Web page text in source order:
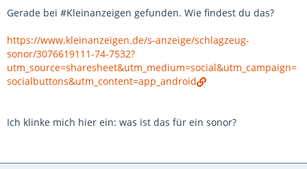
Gerade bei #Kleinanzeigen gefunden. Wie findest du das?
https://www.kleinanzeigen.de/s-anzeige/schlagzeug-
sonor/3076619111-74-7532?
utm_source=sharesheet&utm_medium=social&utm_campaign=
socialbuttons&utm_content=app_android
Ich klinke mich hier ein: was ist das für ein sonor?